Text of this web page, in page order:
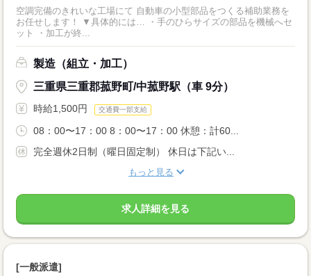
空調完備のきれいな工場にて 自動車の小型部品をつくる補助業務を
お任せします！ ▼具体的には… ・手のひらサイズの部品を機械へセ
ット ・加工が終...
製造（組立・加工）
三重県三重郡菰野町/中菰野駅（車 9分）
時給1,500円 交通費一部支給
08：00〜17：00 8：00〜17：00 休憩：計60...
完全週休2日制（曜日固定制） 休日は下記い...
もっと見る
求人詳細を見る
[一般派遣]